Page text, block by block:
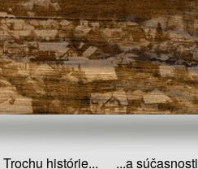
Trochu histórie... ...a súčasnosti